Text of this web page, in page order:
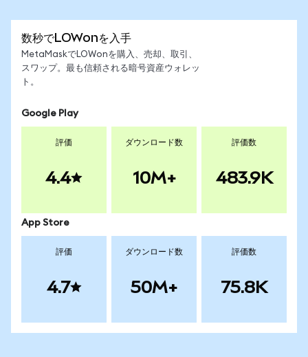
数秒でLOWonを入手
MetaMaskでLOWonを購入、売却、取引、
スワップ。最も信頼される暗号資産ウォレッ
ト。
Google Play
評価
4.4
ダウンロード数
10M+
評価数
483.9K
App Store
評価
4.7
ダウンロード数
50M+
評価数
75.8K